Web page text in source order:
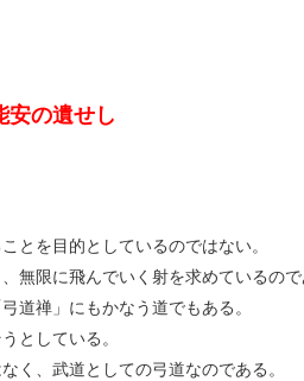
安の遺せし
とを目的としているのではない。
無限に飛んでいく射を求めているの
道禅」にもかなう道でもある。
としている。
く、武道としての弓道なのである。